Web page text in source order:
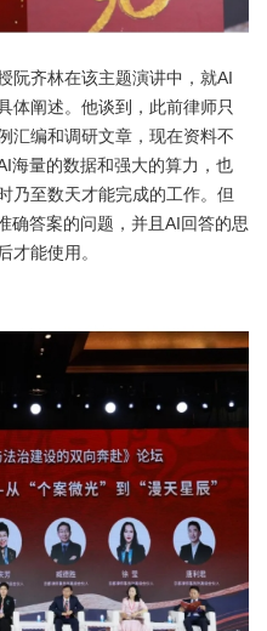
齐林在该主题演讲中，就AI
体阐述。他谈到，此前律师只
汇编和调研文章，现在资料不
海量的数据和强大的算力，也
乃至数天才能完成的工作。但
确答案的问题，并且AI回答的思
才能使用。